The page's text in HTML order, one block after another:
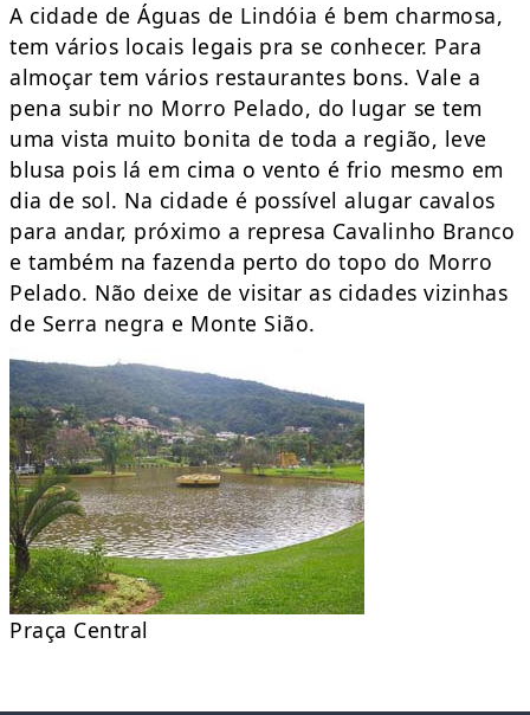
A cidade de Águas de Lindóia é bem charmosa,
tem vários locais legais pra se conhecer. Para
almoçar tem vários restaurantes bons. Vale a
pena subir no Morro Pelado, do lugar se tem
uma vista muito bonita de toda a região, leve
blusa pois lá em cima o vento é frio mesmo em
dia de sol. Na cidade é possível alugar cavalos
para andar, próximo a represa Cavalinho Branco
e também na fazenda perto do topo do Morro
Pelado. Não deixe de visitar as cidades vizinhas
de Serra negra e Monte Sião.
Praça Central